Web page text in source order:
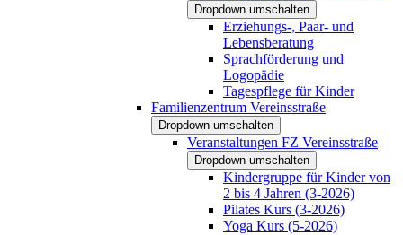
Dropdown umschalten
Erziehungs-, Paar- und
Lebensberatung
Sprachförderung und
Logopädie
Tagespflege für Kinder
Familienzentrum Vereinsstraße
Dropdown umschalten
Veranstaltungen FZ Vereinsstraße
Dropdown umschalten
Kindergruppe für Kinder von
2 bis 4 Jahren (3-2026)
Pilates Kurs (3-2026)
Yoga Kurs (5-2026)